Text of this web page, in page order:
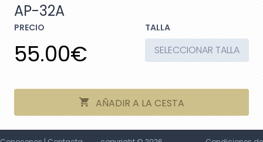
AP-32A
PRECIO
55.00€
TALLA
SELECCIONAR TALLA
AÑADIR A LA CESTA